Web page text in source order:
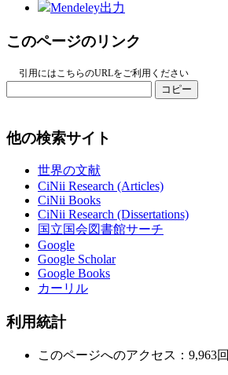
Mendeley出力
このページのリンク
引用にはこちらのURLをご利用ください
コピー
他の検索サイト
世界の文献
CiNii Research (Articles)
CiNii Books
CiNii Research (Dissertations)
国立国会図書館サーチ
Google
Google Scholar
Google Books
カーリル
利用統計
このページへのアクセス：9,963回